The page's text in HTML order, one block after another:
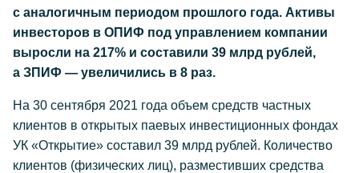
с аналогичным периодом прошлого года. Активы
инвесторов в ОПИФ под управлением компании
выросли на 217% и составили 39 млрд рублей,
а ЗПИФ — увеличились в 8 раз.
На 30 сентября 2021 года объем средств частных
клиентов в открытых паевых инвестиционных фондах
УК «Открытие» составил 39 млрд рублей. Количество
клиентов (физических лиц), разместивших средства